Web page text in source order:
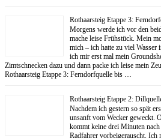
Rothaarsteig Etappe 3:
Morgens werde ich vor den
mache leise Frühstück. Mein
mich – ich hatte zu viel Wasser
ich mir erst mal mein
Zimtschnecken dazu und dann packe ich leise mein
Rothaarsteig Etappe 3: Ferndorfquelle bis …
Rothaarsteig Etappe 2:
Nachdem ich gestern so spät
unsanft vom Wecker geweckt.
kommt keine drei Minuten
Radfahrer vorbeigerauscht. Ich